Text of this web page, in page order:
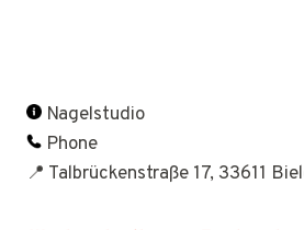
Nagelstudio
Phone
📍 Talbrückenstraße 17, 33611